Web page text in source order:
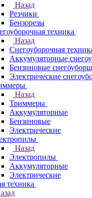
Назад
Резчики
Бензорезы
техника
Назад
Снегоуборочная
Аккумуляторные
Бензиновые
Электрические
Назад
Триммеры
Аккумуляторные
Бензиновые
Электрические
Назад
Электропилы
Аккумуляторные
Электрические
техника